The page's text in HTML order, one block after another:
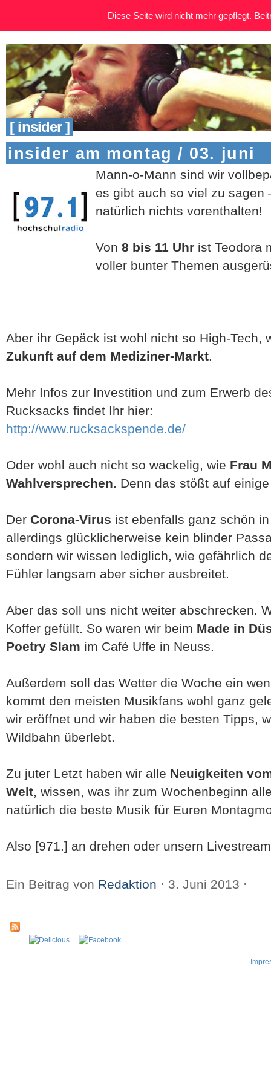
[ insider ]
insider am montag / 03. juni
Mann-o-Mann sind wir
es gibt auch so viel zu sagen
natürlich nichts vorenthalten!
Von 8 bis 11 Uhr ist Teodora
voller bunter Themen
Aber ihr Gepäck ist wohl nicht so High-Tech,
Zukunft auf dem Mediziner-Markt.
Mehr Infos zur Investition und zum Erwerb
Rucksacks findet Ihr hier:
http://www.rucksackspende.de/
Oder wohl auch nicht so wackelig, wie Frau
Wahlversprechen. Denn das stößt auf
Der Corona-Virus ist ebenfalls ganz schön
allerdings glücklicherweise kein blinder
sondern wir wissen lediglich, wie gefährlich
Fühler langsam aber sicher ausbreitet.
Aber das soll uns nicht weiter abschrecken.
Koffer gefüllt. So waren wir beim Made in
Poetry Slam im Café Uffe in Neuss.
Außerdem soll das Wetter die Woche ein
kommt den meisten Musikfans wohl ganz
wir eröffnet und wir haben die besten Tipps,
Wildbahn überlebt.
Zu juter Letzt haben wir alle Neuigkeiten
Welt, wissen, was ihr zum Wochenbeginn
natürlich die beste Musik für Euren
Also [971.] an drehen oder unsern
Ein Beitrag von Redaktion ⋅ 3. Juni 2013 ⋅
Diese Seite wird nicht mehr gepflegt.